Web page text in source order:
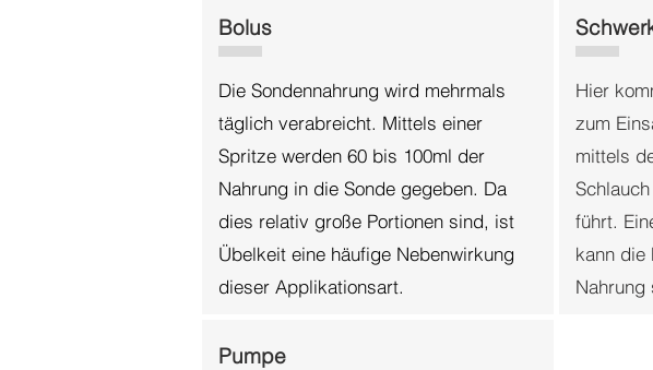
Bolus
Die Sondennahrung wird mehrmals
täglich verabreicht. Mittels einer
Spritze werden 60 bis 100ml der
Nahrung in die Sonde gegeben. Da
dies relativ große Portionen sind, ist
Übelkeit eine häufige Nebenwirkung
dieser Applikationsart.
Hier
zum
mittels
führt.
kann die
Nahrung
Pumpe